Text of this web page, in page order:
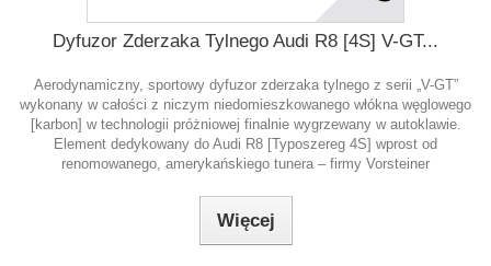
Dyfuzor Zderzaka Tylnego Audi R8 [4S] V-GT...
Aerodynamiczny, sportowy dyfuzor zderzaka tylnego z serii „V-GT”
wykonany w całości z niczym niedomieszkowanego włókna węglowego
[karbon] w technologii próżniowej finalnie wygrzewany w autoklawie.
Element dedykowany do Audi R8 [Typoszereg 4S] wprost od
renomowanego, amerykańskiego tunera – firmy Vorsteiner
Więcej